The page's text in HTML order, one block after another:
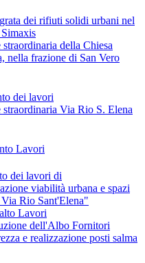
dei rifiuti solidi urbani nel
della Chiesa
nella frazione di San Vero
dei lavori
Via Rio S. Elena
Lavori
dei lavori di
viabilità urbana e spazi
Rio Sant'Elena"
Lavori
dell'Albo Fornitori
e realizzazione posti salma